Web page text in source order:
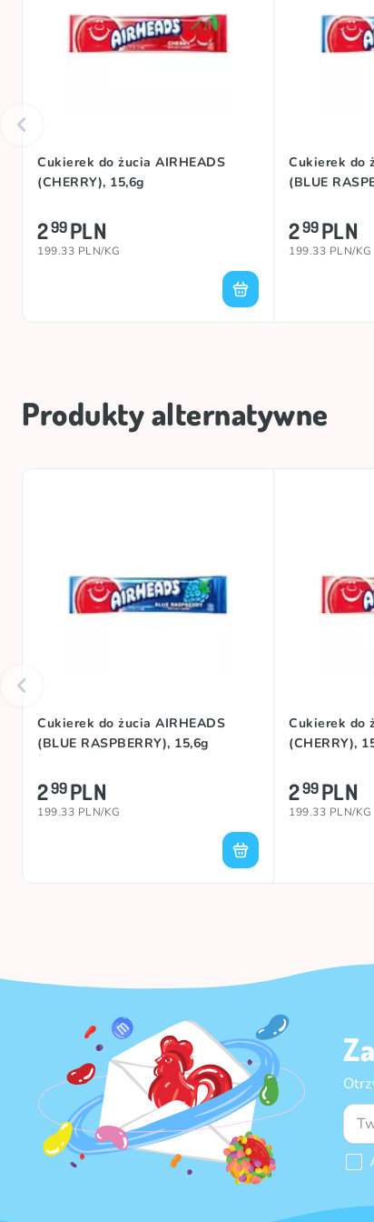
Cukierek do żucia AIRHEADS
(CHERRY), 15,6g
299PLN
199.33 PLN/KG
Cukierek do
(BLUE
299PLN
199.33 PLN/KG
Produkty alternatywne
Cukierek do żucia AIRHEADS
(BLUE RASPBERRY), 15,6g
299PLN
199.33 PLN/KG
Cukierek do
(CHERRY),
299PLN
199.33 PLN/KG